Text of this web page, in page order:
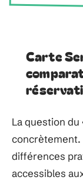
Carte
La question du
concrètement.
différences
accessibles